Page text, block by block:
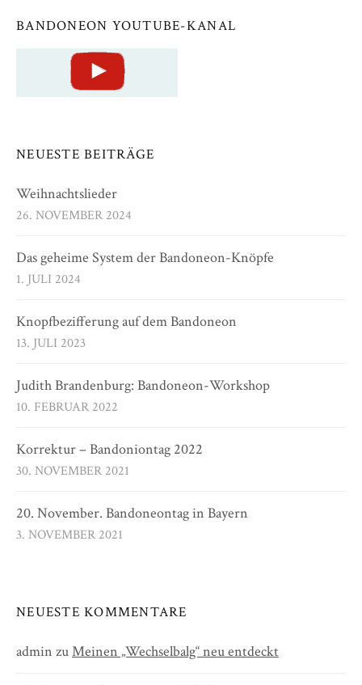
BANDONEON YOUTUBE-KANAL
NEUESTE BEITRÄGE
Weihnachtslieder
26. NOVEMBER 2024
Das geheime System der Bandoneon-Knöpfe
1. JULI 2024
Knopfbezifferung auf dem Bandoneon
13. JULI 2023
Judith Brandenburg: Bandoneon-Workshop
10. FEBRUAR 2022
Korrektur – Bandoniontag 2022
30. NOVEMBER 2021
20. November. Bandoneontag in Bayern
3. NOVEMBER 2021
NEUESTE KOMMENTARE
admin zuMeinen „Wechselbalg“ neu entdeckt